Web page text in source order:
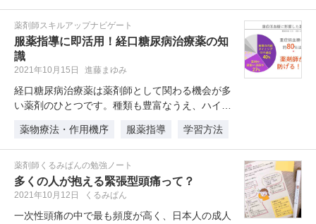
薬剤師スキルアップナビゲート
服薬指導に即活用！経口糖尿病治療薬の知
識
2021年10月15日 進藤まゆみ
経口糖尿病治療薬は薬剤師として関わる機会が多
い薬剤のひとつです。種類も豊富なうえ、ハイリ
薬物療法・作用機序
服薬指導 学習方法
薬剤師くるみぱんの勉強ノート
多くの人が抱える緊張型頭痛って？
2021年10月12日 くるみぱん
一次性頭痛の中で最も頻度が高く、日本人の成人